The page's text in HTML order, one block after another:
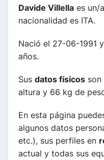
Davide Villella es un/
nacionalidad es ITA.
Nació el 27-06-1991
años.
Sus datos físicos son
altura y 66 kg de
En esta página
algunos datos
etc.), sus perfiles en
actual y todas sus